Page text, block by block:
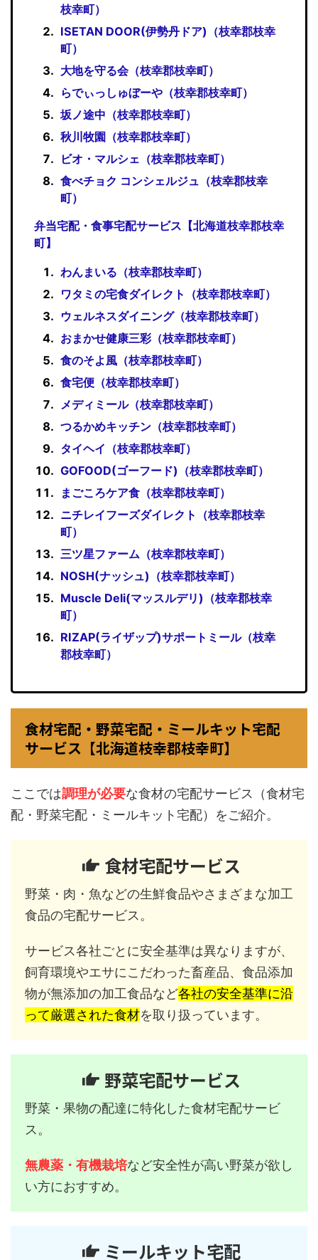
枝幸町）
ISETAN DOOR(伊勢丹ドア)（枝幸郡枝幸
町）
大地を守る会（枝幸郡枝幸町）
らでぃっしゅぼーや（枝幸郡枝幸町）
坂ノ途中（枝幸郡枝幸町）
秋川牧園（枝幸郡枝幸町）
ビオ・マルシェ（枝幸郡枝幸町）
食べチョク コンシェルジュ（枝幸郡枝幸
町）
弁当宅配・食事宅配サービス【北海道枝幸郡枝幸
町】
わんまいる（枝幸郡枝幸町）
ワタミの宅食ダイレクト（枝幸郡枝幸町）
ウェルネスダイニング（枝幸郡枝幸町）
おまかせ健康三彩（枝幸郡枝幸町）
食のそよ風（枝幸郡枝幸町）
食宅便（枝幸郡枝幸町）
メディミール（枝幸郡枝幸町）
つるかめキッチン（枝幸郡枝幸町）
タイヘイ（枝幸郡枝幸町）
GOFOOD(ゴーフード)（枝幸郡枝幸町）
まごころケア食（枝幸郡枝幸町）
ニチレイフーズダイレクト（枝幸郡枝幸
町）
三ツ星ファーム（枝幸郡枝幸町）
NOSH(ナッシュ)（枝幸郡枝幸町）
Muscle Deli(マッスルデリ)（枝幸郡枝幸
町）
RIZAP(ライザップ)サポートミール（枝幸
郡枝幸町）
食材宅配・野菜宅配・ミールキット宅配
サービス【北海道枝幸郡枝幸町】
ここでは調理が必要な食材の宅配サービス（食材宅
配・野菜宅配・ミールキット宅配）をご紹介。
食材宅配サービス
野菜・肉・魚などの生鮮食品やさまざまな加工
食品の宅配サービス。
サービス各社ごとに安全基準は異なりますが、
飼育環境やエサにこだわった畜産品、食品添加
物が無添加の加工食品など各社の安全基準に沿
って厳選された食材を取り扱っています。
野菜宅配サービス
野菜・果物の配達に特化した食材宅配サービ
ス。
無農薬・有機栽培など安全性が高い野菜が欲し
い方におすすめ。
ミールキット宅配